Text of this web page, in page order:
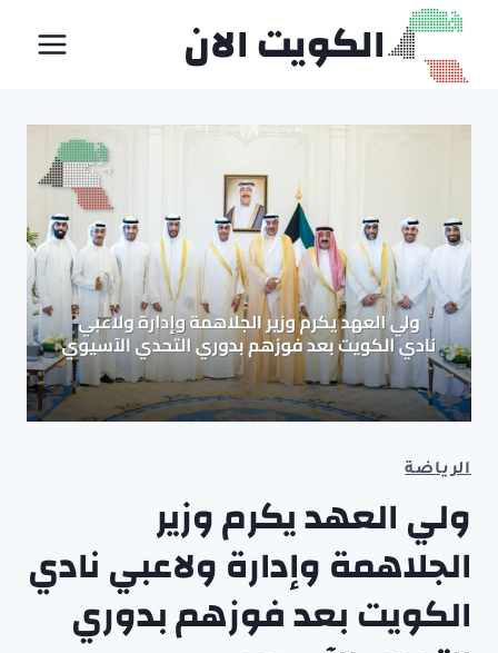
التجاوز
المحتوى
الكويت الان
الرياضة
ولي العهد يكرم وزير
الجلاهمة وإدارة ولاعبي نادي
الكويت بعد فوزهم بدوري